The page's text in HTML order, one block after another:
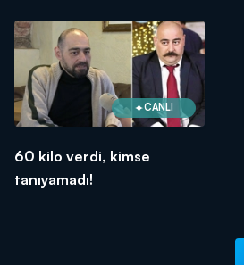
CANLI
60 kilo verdi, kimse
tanıyamadı!